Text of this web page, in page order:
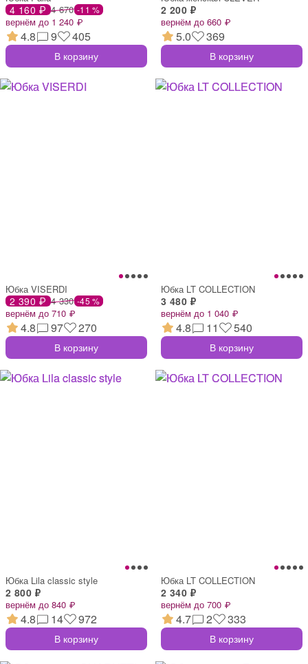
4 160 ₽ 4 670 -11 %
вернём до 1 240 ₽
4.8 9 405
В корзину
2 200 ₽
вернём до 660 ₽
5.0 369
В корзину
Юбка VISERDI
2 390 ₽ 4 330 -45 %
вернём до 710 ₽
4.8 97 270
В корзину
Юбка LT COLLECTION
3 480 ₽
вернём до 1 040 ₽
4.8 11 540
В корзину
Юбка Lila classic style
2 800 ₽
вернём до 840 ₽
4.8 14 972
В корзину
Юбка LT COLLECTION
2 340 ₽
вернём до 700 ₽
4.7 2 333
В корзину